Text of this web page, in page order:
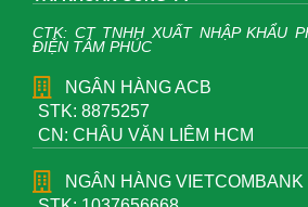
CTK: CT TNHH XUẤT NHẬP KHẨU
ĐIỆN TÂM PHÚC
NGÂN HÀNG ACB
STK: 8875257
CN: CHÂU VĂN LIÊM HCM
NGÂN HÀNG VIETCOMBANK